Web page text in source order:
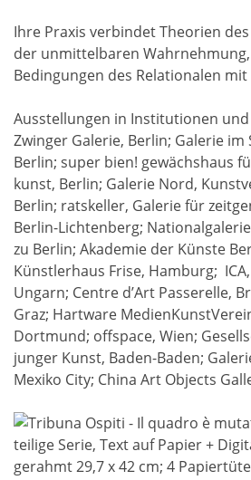
Ihre Praxis verbindet Theorien
der unmittelbaren
Bedingungen des Relationalen
Ausstellungen in Institutionen und
Zwinger Galerie, Berlin; Galerie im
Berlin; super bien! gewächshaus
kunst, Berlin; Galerie Nord,
Berlin; ratskeller, Galerie für
Berlin-Lichtenberg;
zu Berlin; Akademie der Künste
Künstlerhaus Frise, Hamburg;
Ungarn; Centre d’Art Passerelle,
Graz; Hartware
Dortmund; offspace, Wien;
junger Kunst, Baden-Baden;
Mexiko City; China Art Objects